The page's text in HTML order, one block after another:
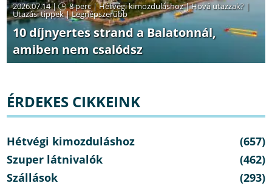
2026.07.14 | 8 perc|Hétvégi kimozduláshoz|Hová utazzak? |
Utazási tippek|Legnépszerűbb
10 díjnyertes strand a Balatonnál,
amiben nem csalódsz
ÉRDEKES CIKKEINK
Hétvégi kimozduláshoz
(657)
Szuper látnivalók
(462)
Szállások
(293)